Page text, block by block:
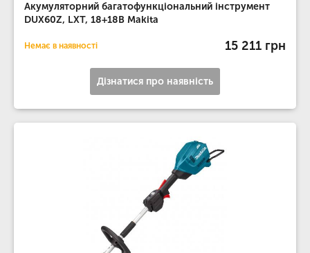
Акумуляторний багатофункціональний інструмент
DUX60Z, LXT, 18+18В Makita
Немає в наявності 15 211 грн
Дізнатися про наявність